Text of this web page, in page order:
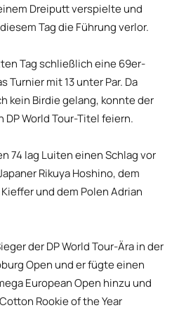
Dreiputt verspielte und
Tag die Führung verlor.
Tag schließlich eine 69er-
Turnier mit 13 unter Par. Da
kein Birdie gelang, konnte der
World Tour-Titel feiern.
74 lag Luiten einen Schlag vor
Rikuya Hoshino, dem
und dem Polen Adrian
der DP World Tour-Ära in der
Open und er fügte einen
European Open hinzu und
Rookie of the Year